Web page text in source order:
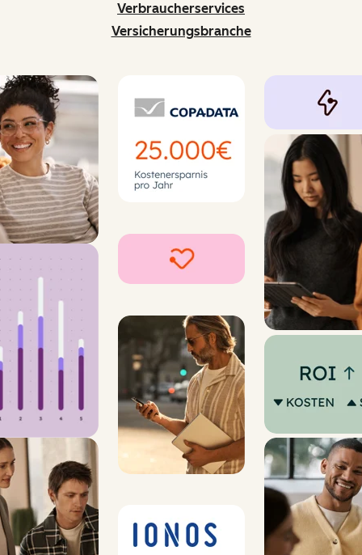
Verbraucherservices
Versicherungsbranche